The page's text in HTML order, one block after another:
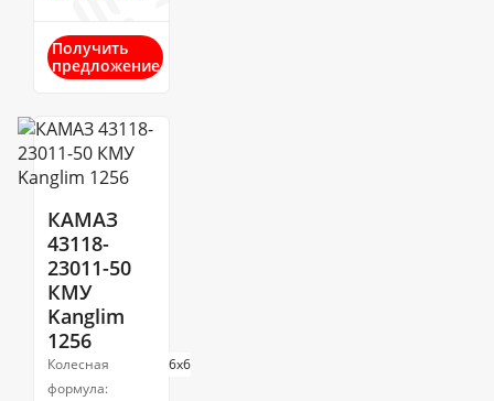
Получить
предложение
КАМАЗ
43118-
23011-50
КМУ
Kanglim
1256
Колесная
формула:
6х6